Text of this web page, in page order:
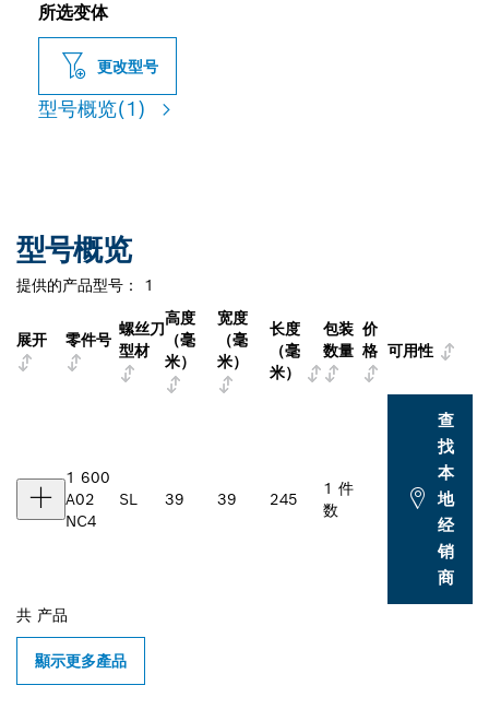
所选变体
更改型号
型号概览(1)
型号概览
提供的产品型号： 1
展开 零件号
螺丝刀
型材
高度
（毫
米）
宽度
（毫
米）
长度
（毫
米）
包装
数量
价
格 可用性
1 600
A02
NC4
SL 39 39 245
1 件
数
查
找
本
地
经
销
商
共 产品
顯示更多產品